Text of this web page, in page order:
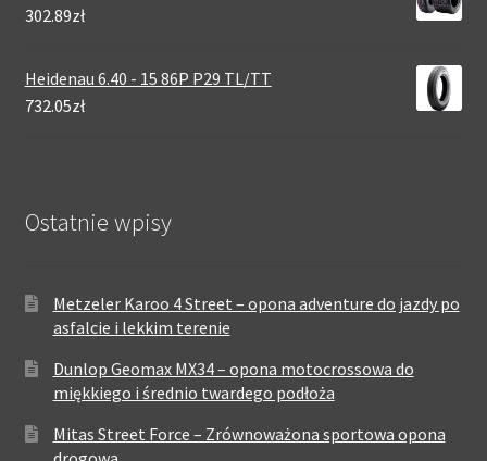
302.89zł
Heidenau 6.40 - 15 86P P29 TL/TT
732.05zł
Ostatnie wpisy
Metzeler Karoo 4 Street – opona adventure do jazdy po
asfalcie i lekkim terenie
Dunlop Geomax MX34 – opona motocrossowa do
miękkiego i średnio twardego podłoża
Mitas Street Force – Zrównoważona sportowa opona